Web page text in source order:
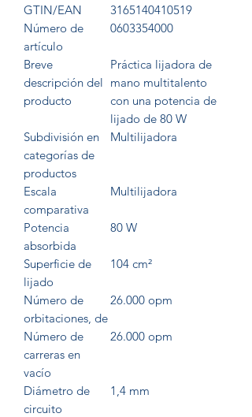
GTIN/EAN
3165140410519
Número de
artículo
0603354000
Breve
descripción del
producto
Práctica lijadora de
mano multitalento
con una potencia de
lijado de 80 W
Subdivisión en
categorías de
productos
Multilijadora
Escala
comparativa
Multilijadora
Potencia
absorbida
80 W
Superficie de
lijado
104 cm²
Número de
orbitaciones, de
26.000 opm
Número de
carreras en
vacío
26.000 opm
Diámetro de
circuito
1,4 mm